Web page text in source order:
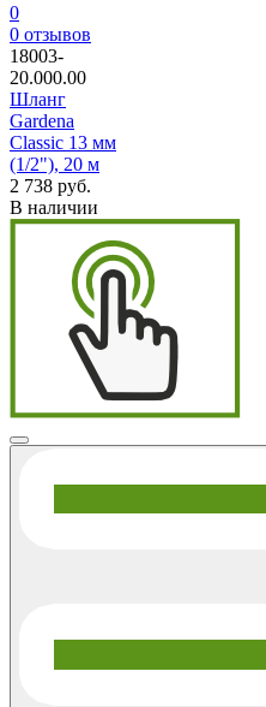
0
0 отзывов
18003-
20.000.00
Шланг
Gardena
Classic 13 мм
(1/2"), 20 м
2 738 руб.
В наличии